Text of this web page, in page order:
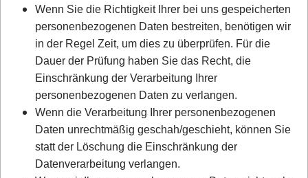
Wenn Sie die Richtigkeit Ihrer bei uns gespeicherten
personenbezogenen Daten bestreiten, benötigen wir
in der Regel Zeit, um dies zu überprüfen. Für die
Dauer der Prüfung haben Sie das Recht, die
Einschränkung der Verarbeitung Ihrer
personenbezogenen Daten zu verlangen.
Wenn die Verarbeitung Ihrer personenbezogenen
Daten unrechtmäßig geschah/geschieht, können Sie
statt der Löschung die Einschränkung der
Datenverarbeitung verlangen.